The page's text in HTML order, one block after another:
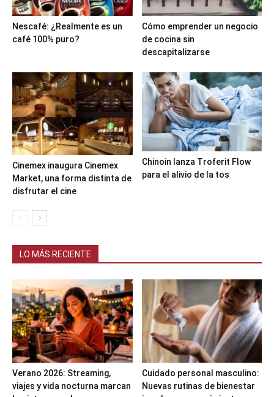
Nescafé: ¿Realmente es un
café 100% puro?
Cómo emprender un negocio
de cocina sin
descapitalizarse
Cinemex inaugura Cinemex
Market, una forma distinta de
disfrutar el cine
Chinoin lanza Troferit Flow
para el alivio de la tos
LO MÁS RECIENTE
Verano 2026: Streaming,
viajes y vida nocturna marcan
Cuidado personal masculino:
Nuevas rutinas de bienestar